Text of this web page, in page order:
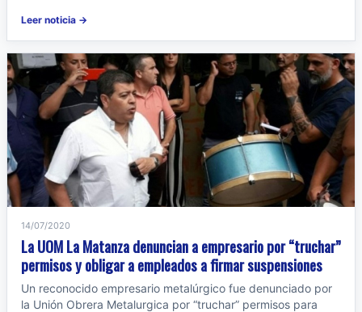
Leer noticia →
14/07/2020
La UOM La Matanza denuncian a empresario por “truchar”
permisos y obligar a empleados a firmar suspensiones
Un reconocido empresario metalúrgico fue denunciado por
la Unión Obrera Metalurgica por “truchar” permisos para